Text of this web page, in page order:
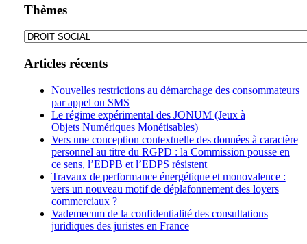
Thèmes
Thèmes
Articles récents
Nouvelles restrictions au démarchage des consommateurs
par appel ou SMS
Le régime expérimental des JONUM (Jeux à
Objets Numériques Monétisables)
Vers une conception contextuelle des données à caractère
personnel au titre du RGPD : la Commission pousse en
ce sens, l’EDPB et l’EDPS résistent
Travaux de performance énergétique et monovalence :
vers un nouveau motif de déplafonnement des loyers
commerciaux ?
Vademecum de la confidentialité des consultations
juridiques des juristes en France